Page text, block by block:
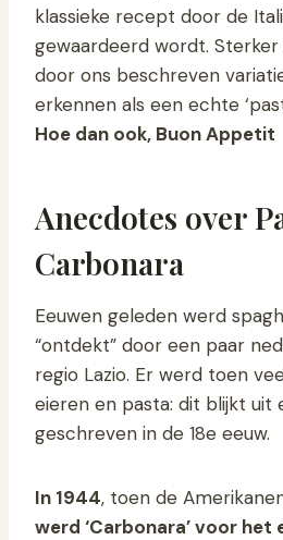
klassieke recept door de
gewaardeerd wordt. Sterker
door ons beschreven
erkennen als een echte
Hoe dan ook, Buon Appetit
Anecdotes over
Carbonara
Eeuwen geleden werd
“ontdekt” door een paar
regio Lazio. Er werd toen
eieren en pasta: dit blijkt uit
geschreven in de 18e eeuw.
In 1944, toen de
werd ‘Carbonara’ voor het